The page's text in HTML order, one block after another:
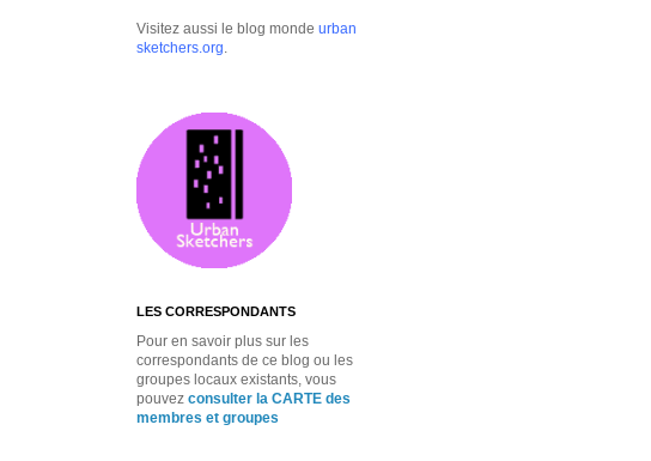
Visitez aussi le blog monde urban
sketchers.org
LES CORRESPONDANTS
Pour en savoir plus sur les
correspondants de ce blog ou les
groupes locaux existants, vous
pouvez consulter la CARTE des
membres et groupes